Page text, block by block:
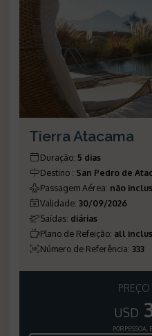
Tierra Atacama
Duração: 5 dias
Destino : San Pedro de
Passagem Aérea: não
Validade: 30/09/2026
Saídas: diárias
Plano de Refeição: all
Número de Referência: 333
PREÇO
USD
POR PESSOA,